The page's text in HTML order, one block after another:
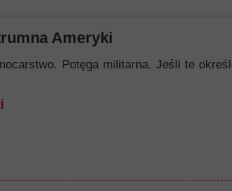
Ameryki
Potęga militarna. Jeśli te